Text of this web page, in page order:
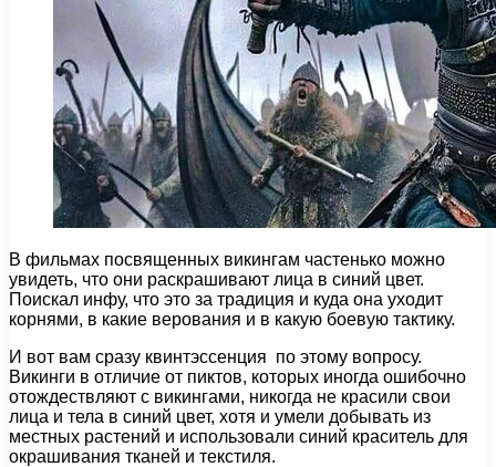
В фильмах посвященных викингам частенько можно
увидеть, что они раскрашивают лица в синий цвет.
Поискал инфу, что это за традиция и куда она уходит
корнями, в какие верования и в какую боевую тактику.
И вот вам сразу квинтэссенция по этому вопросу.
Викинги в отличие от пиктов, которых иногда ошибочно
отождествляют с викингами, никогда не красили свои
лица и тела в синий цвет, хотя и умели добывать из
местных растений и использовали синий краситель для
окрашивания тканей и текстиля.